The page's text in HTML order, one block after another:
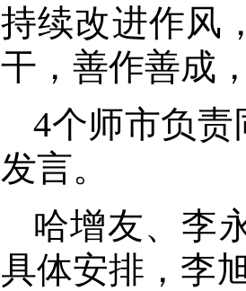
持续改进作风
干，善作善成
4个师市负
发言。
哈增友、李
具体安排，李